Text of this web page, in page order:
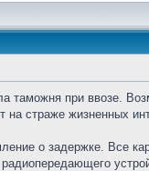
таможня при ввозе.
страже жизненных
о задержке. Все